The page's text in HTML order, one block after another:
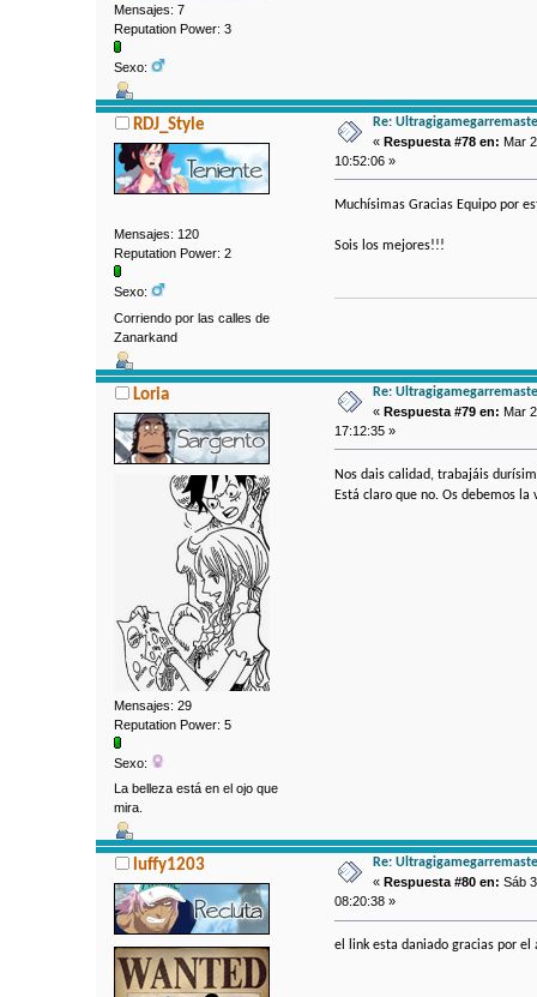
Mensajes: 7
Reputation Power: 3
Sexo:
RDJ_Style
Mensajes: 120
Reputation Power: 2
Sexo:
Corriendo por las calles de
Zanarkand
Re:
«Respuesta #78 en: Mar
10:52:06 »
Muchísimas Gracias Equipo por
Sois los mejores!!!
Loria
Mensajes: 29
Reputation Power: 5
Sexo:
La belleza está en el ojo que
mira.
Re:
«Respuesta #79 en: Mar
17:12:35 »
Nos dais calidad, trabajáis
Está claro que no. Os debemos
luffy1203
Re:
« Respuesta #80 en: Sáb
08:20:38 »
el link esta daniado gracias por